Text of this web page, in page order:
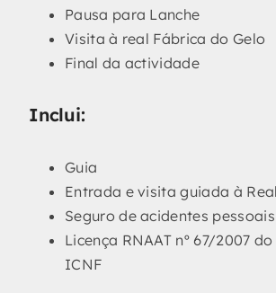
Pausa para Lanche
Visita à real Fábrica do Gelo
Final da actividade
Inclui:
Guia
Entrada e visita guiada à
Seguro de acidentes
Licença RNAAT nº 67/2007
ICNF